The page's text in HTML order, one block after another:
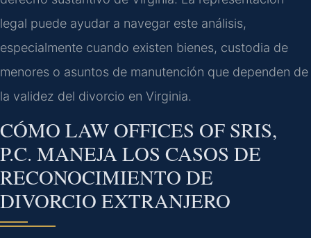
legal puede ayudar a navegar este análisis,
especialmente cuando existen bienes, custodia de
menores o asuntos de manutención que dependen de
la validez del divorcio en Virginia.
CÓMO LAW OFFICES OF SRIS,
P.C. MANEJA LOS CASOS DE
RECONOCIMIENTO DE
DIVORCIO EXTRANJERO